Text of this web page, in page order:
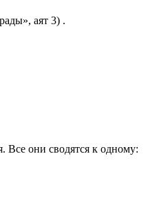
аят 3) .
Все они сводятся к одному: